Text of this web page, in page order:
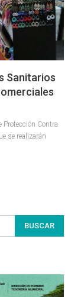
Sanitarios
Protección Contra
se realizarán